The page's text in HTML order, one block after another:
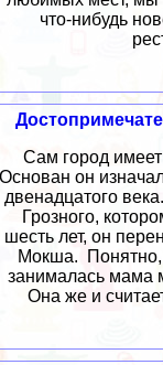
что-нибудь
Сам город
Основан он
двенадцатого
Грозного,
шесть лет, он
Мокша. Понятно,
занималась мама
Она же и